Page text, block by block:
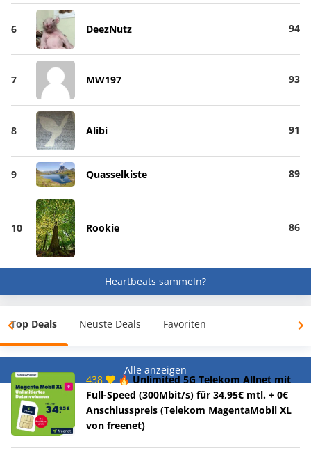
6 DeezNutz 94
7 MW197 93
8 Alibi 91
9 Quasselkiste 89
10 Rookie 86
Heartbeats sammeln?
Top Deals Neuste Deals Favoriten
Alle anzeigen
438
🔥 Unlimited 5G Telekom Allnet mit
Full-Speed (300Mbit/s) für 34,95€ mtl. + 0€
Anschlusspreis (Telekom MagentaMobil XL
von freenet)